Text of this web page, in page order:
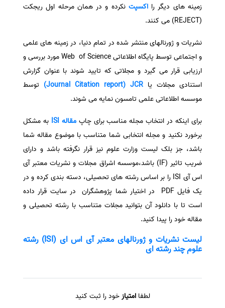
زمینه های دیگر رااکسپت نکرده و در همان مرحله اول ریجکت
(REJECT) می کنند.
نشریات و ژورنالهای منتشر شده در تمام دنیا، در زمینه های علمی
و اجتماعی توسط پایگاه اطلاعاتی Web of Science مورد بررسی و
ارزیابی قرار می گیرد و مجلاتی که تایید شوند با عنوان گزارش
استنادی مجلات یا Journal Citation report) JCR)
توسط
موسسه اطلاعاتی علمی تامسون نمایه می شوند.
برای اینکه در انتخاب مجله مناسب برای چاپمقاله ISI
به مشکل
برخورد نکنید و مجله انتخابی شما متناسب با موضوع مقاله شما
باشد، جز بلک لیست وزارت علوم نیز قرار نگرفته باشد و دارای
ضریب تاثیر (IF) باشد،موسسه اشراق مجلات و نشریات معتبر آی
اس آی ISI را بر اساس رشته های تحصیلی، دسته بندی کرده و در
یک فایل PDF در اختیار شما پژوهشگران در سایت قرار داده
است تا با دانلود آن بتوانید مجلات متناسب با رشته تحصیلی و
مقاله خود را پیدا کنید.
لیست نشریات و ژورنالهای معتبر آی اس ای (ISI) رشته
علوم چند رشته ای
لطفاامتیازخود را ثبت کنید